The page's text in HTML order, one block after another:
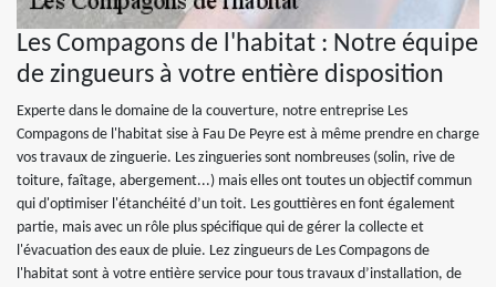
Les Compagons de l'habitat : Notre équipe
de zingueurs à votre entière disposition
Experte dans le domaine de la couverture, notre entreprise Les
Compagons de l'habitat sise à Fau De Peyre est à même prendre en charge
vos travaux de zinguerie. Les zingueries sont nombreuses (solin, rive de
toiture, faîtage, abergement...) mais elles ont toutes un objectif commun
qui d'optimiser l'étanchéité d’un toit. Les gouttières en font également
partie, mais avec un rôle plus spécifique qui de gérer la collecte et
l'évacuation des eaux de pluie. Lez zingueurs de Les Compagons de
l'habitat sont à votre entière service pour tous travaux d’installation, de